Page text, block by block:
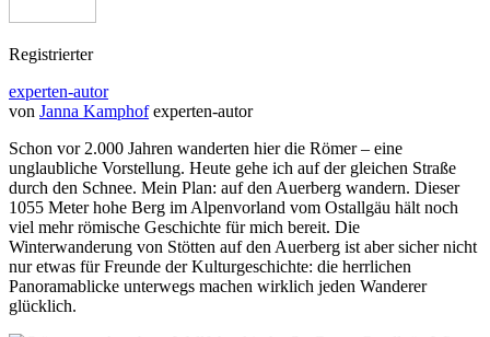
Registrierter
experten-autor
von Janna Kamphof experten-autor
Schon vor 2.000 Jahren wanderten hier die Römer – eine
unglaubliche Vorstellung. Heute gehe ich auf der gleichen Straße
durch den Schnee. Mein Plan: auf den Auerberg wandern. Dieser
1055 Meter hohe Berg im Alpenvorland vom Ostallgäu hält noch
viel mehr römische Geschichte für mich bereit. Die
Winterwanderung von Stötten auf den Auerberg ist aber sicher nicht
nur etwas für Freunde der Kulturgeschichte: die herrlichen
Panoramablicke unterwegs machen wirklich jeden Wanderer
glücklich.